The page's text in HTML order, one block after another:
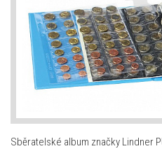
Sběratelské album značky Lindner